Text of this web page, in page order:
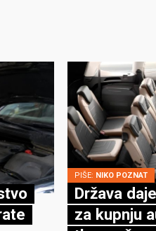
PIŠE: NIKO POZNAT
Država
za kupnju